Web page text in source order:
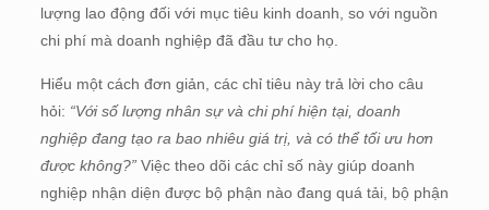
lượng lao động đối với mục tiêu kinh doanh, so với nguồn
chi phí mà doanh nghiệp đã đầu tư cho họ.
Hiểu một cách đơn giản, các chỉ tiêu này trả lời cho câu
hỏi: “Với số lượng nhân sự và chi phí hiện tại, doanh
nghiệp đang tạo ra bao nhiêu giá trị, và có thể tối ưu hơn
được không?”Việc theo dõi các chỉ số này giúp doanh
nghiệp nhận diện được bộ phận nào đang quá tải, bộ phận